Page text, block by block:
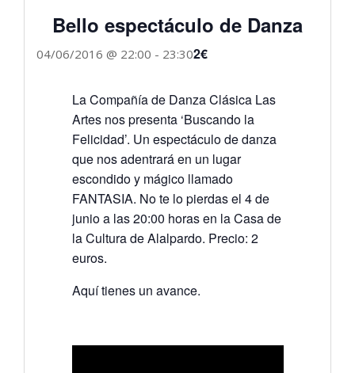
Bello espectáculo de Danza
04/06/2016 @ 22:00 - 23:302€
La Compañía de Danza Clásica Las
Artes nos presenta ‘Buscando la
Felicidad’. Un espectáculo de danza
que nos adentrará en un lugar
escondido y mágico llamado
FANTASIA. No te lo pierdas el 4 de
junio a las 20:00 horas en la Casa de
la Cultura de Alalpardo. Precio: 2
euros.
Aquí tienes un avance.